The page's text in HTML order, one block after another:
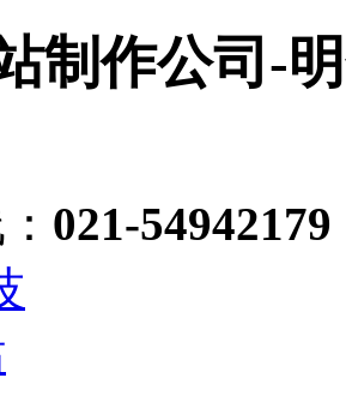
制作公司-
021-54942179